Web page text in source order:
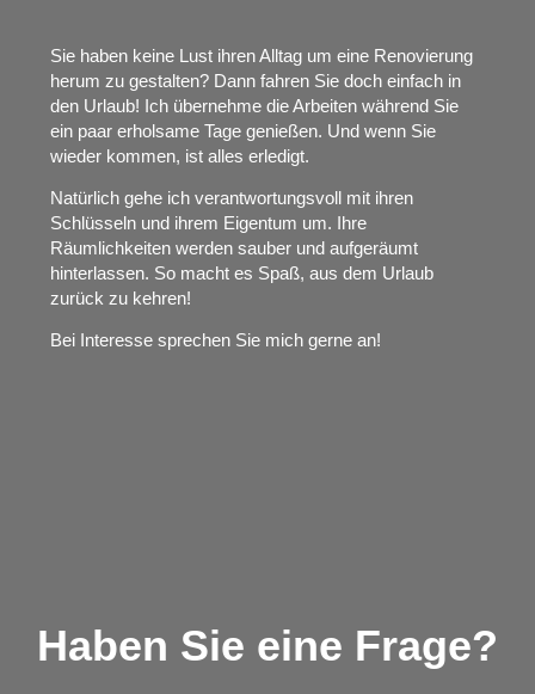
Sie haben keine Lust ihren Alltag um eine Renovierung
herum zu gestalten? Dann fahren Sie doch einfach in
den Urlaub! Ich übernehme die Arbeiten während Sie
ein paar erholsame Tage genießen. Und wenn Sie
wieder kommen, ist alles erledigt.
Natürlich gehe ich verantwortungsvoll mit ihren
Schlüsseln und ihrem Eigentum um. Ihre
Räumlichkeiten werden sauber und aufgeräumt
hinterlassen. So macht es Spaß, aus dem Urlaub
zurück zu kehren!
Bei Interesse sprechen Sie mich gerne an!
Haben Sie eine Frage?